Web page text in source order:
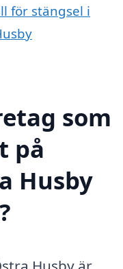
för stängsel i
som
på
Husby